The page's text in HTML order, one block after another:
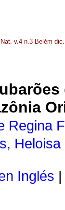
v.4 n.3 Belém
Regina
Inglés